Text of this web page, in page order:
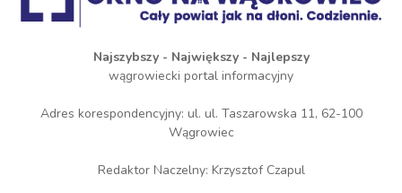
Najszybszy - Największy - Najlepszy
wągrowiecki portal informacyjny
Adres korespondencyjny: ul. ul. Taszarowska 11, 62-100
Wągrowiec
Redaktor Naczelny: Krzysztof Czapul